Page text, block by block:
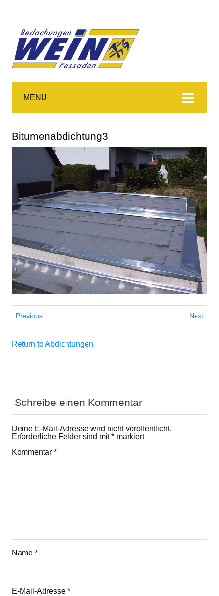
MENU
Bitumenabdichtung3
Previous Next
Return to Abdichtungen
Schreibe einen Kommentar
Deine E-Mail-Adresse wird nicht veröffentlicht.
Erforderliche Felder sind mit* markiert
Kommentar *
Name *
E-Mail-Adresse *